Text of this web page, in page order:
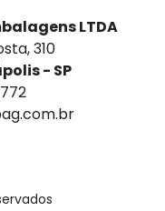
LTDA
310
- SP